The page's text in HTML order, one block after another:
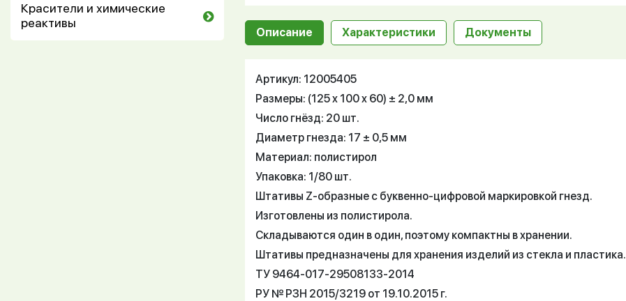
Красители и химические
реактивы
Описание Характеристики Документы
Артикул: 12005405
Размеры: (125 x 100 x 60) ± 2,0 мм
Число гнёзд: 20 шт.
Диаметр гнезда: 17 ± 0,5 мм
Материал: полистирол
Упаковка: 1/80 шт.
Штативы Z-образные с буквенно-цифровой маркировкой гнезд.
Изготовлены из полистирола.
Складываются один в один, поэтому компактны в хранении.
Штативы предназначены для хранения изделий из стекла и пластика.
ТУ 9464-017-29508133-2014
РУ № РЗН 2015/3219 от 19.10.2015 г.